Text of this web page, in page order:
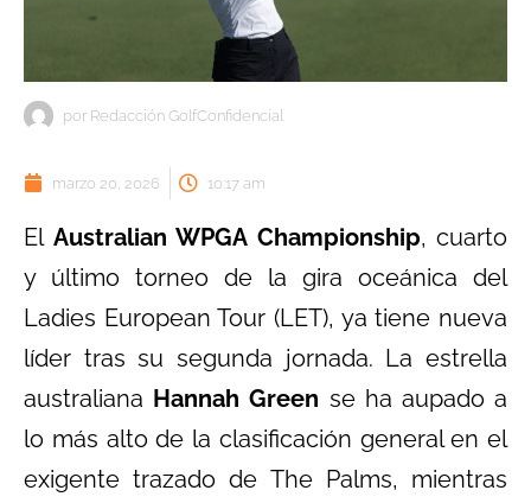
por Redacción GolfConfidencial
marzo 20, 2026 10:17 am
El Australian WPGA Championship, cuarto
y último torneo de la gira oceánica del
Ladies European Tour (LET), ya tiene nueva
líder tras su segunda jornada. La estrella
australiana Hannah Green se ha aupado a
lo más alto de la clasificación general en el
exigente trazado de The Palms, mientras